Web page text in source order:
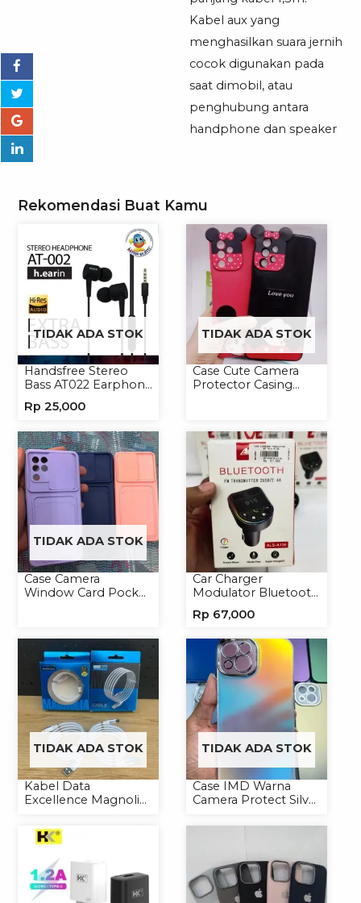
Kabel aux yang
menghasilkan suara jernih
cocok digunakan pada
saat dimobil, atau
penghubung antara
handphone dan speaker
Rekomendasi Buat Kamu
TIDAK ADA STOK
Handsfree Stereo
Bass AT022 Earphone
Rp 25,000
TIDAK ADA STOK
Case Cute Camera
Protector Casing
TIDAK ADA STOK
Case Camera
Window Card Pocket
Car Charger
Modulator Bluetooth
Handphone
Rp 67,000
TIDAK ADA STOK
Kabel Data
Excellence Magnolia
Kabel Magnet
TIDAK ADA STOK
Case IMD Warna
Camera Protect Silver
Hardcase Hologram